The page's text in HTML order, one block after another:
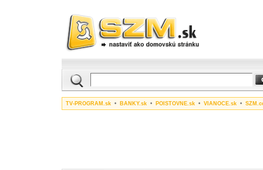
TV-PROGRAM.sk • BANKY.sk • POISTOVNE.sk • VIANOCE.sk •